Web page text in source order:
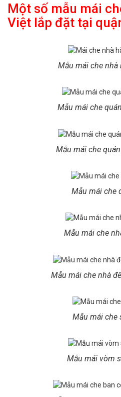
Một số mẫu mái
Việt lắp đặt tại
Mẫu mái che nhà
Mẫu mái che
Mẫu mái che
Mẫu mái che
Mẫu mái che
Mẫu mái che nhà
Mẫu mái che
Mẫu mái vòm